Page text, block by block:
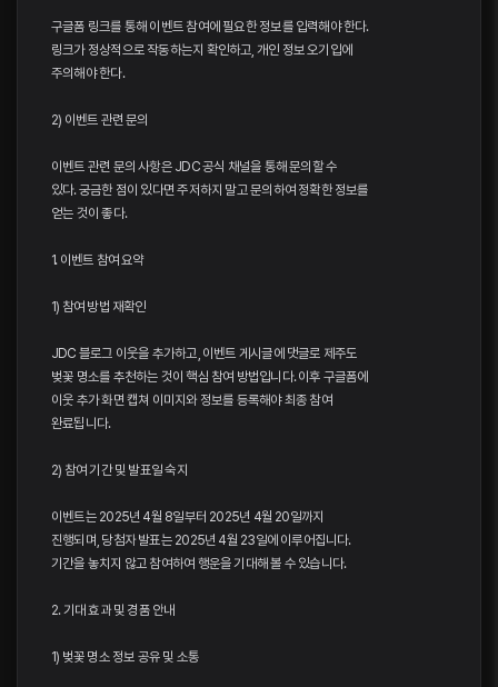
구글폼 링크를 통해 이벤트 참여에 필요한 정보를 입력해야 한다.
링크가 정상적으로 작동하는지 확인하고, 개인 정보 오기입에
주의해야 한다.
2) 이벤트 관련 문의
이벤트 관련 문의 사항은 JDC 공식 채널을 통해 문의할 수
있다. 궁금한 점이 있다면 주저하지 말고 문의하여 정확한 정보를
얻는 것이 좋다.
1. 이벤트 참여 요약
1) 참여 방법 재확인
JDC 블로그 이웃을 추가하고, 이벤트 게시글에 댓글로 제주도
벚꽃 명소를 추천하는 것이 핵심 참여 방법입니다. 이후 구글폼에
이웃 추가 화면 캡쳐 이미지와 정보를 등록해야 최종 참여
완료됩니다.
2) 참여 기간 및 발표일 숙지
이벤트는 2025년 4월 8일부터 2025년 4월 20일까지
진행되며, 당첨자 발표는 2025년 4월 23일에 이루어집니다.
기간을 놓치지 않고 참여하여 행운을 기대해 볼 수 있습니다.
2. 기대 효과 및 경품 안내
1) 벚꽃 명소 정보 공유 및 소통